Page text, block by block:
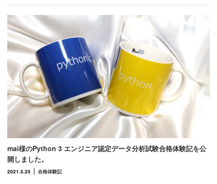
mai様のPython 3 エンジニア認定データ分析試験合格体験記を公
開しました。
2021.3.25 合格体験記